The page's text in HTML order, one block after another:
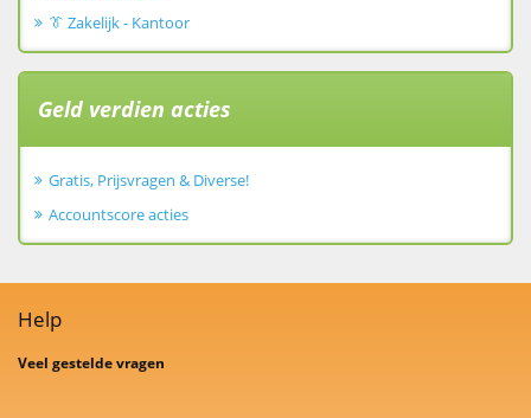
👔 Zakelijk - Kantoor
Geld verdien acties
Gratis, Prijsvragen & Diverse!
Accountscore acties
Help
Veel gestelde vragen